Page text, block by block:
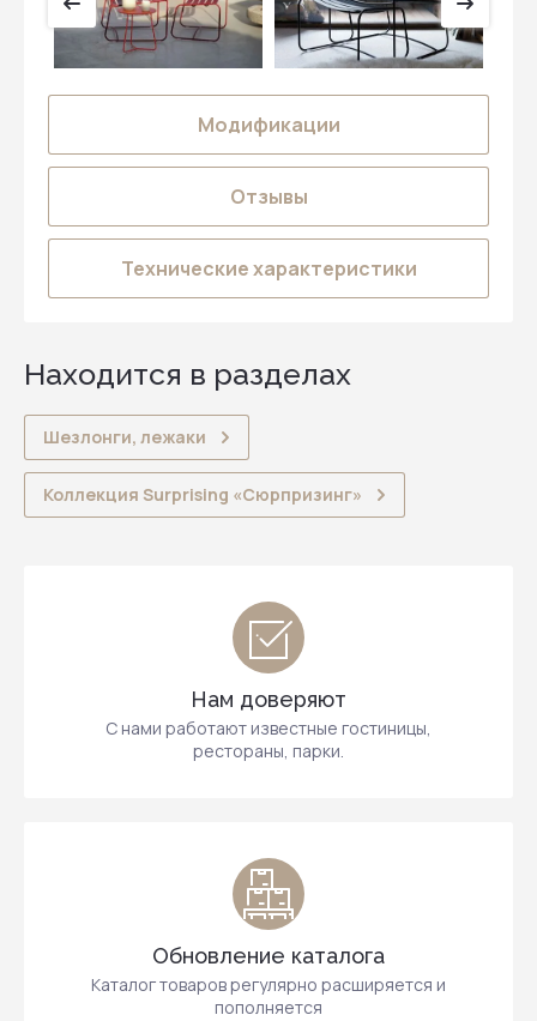
Модификации
Отзывы
Технические характеристики
Находится в разделах
Шезлонги, лежаки
Коллекция Surprising «Сюрпризинг»
Нам доверяют
С нами работают известные гостиницы,
рестораны, парки.
Обновление каталога
Каталог товаров регулярно расширяется и
пополняется